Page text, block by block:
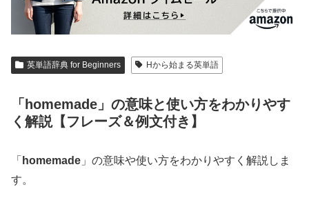
英単語辞典 for Beginners Hから始まる英単語
「homemade」の意味と使い方をわかりやす
く解説【フレーズ＆例文付き】
「 homemade 」の意味や使い方をわかりやすく解説しま
す。